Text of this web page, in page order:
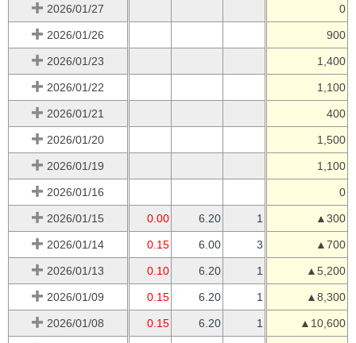
2026/01/27 0
2026/01/26 900
2026/01/23 1,400
2026/01/22 1,100
2026/01/21 400
2026/01/20 1,500
2026/01/19 1,100
2026/01/16 0
2026/01/15 0.00 6.20 1 ▲300
2026/01/14 0.15 6.00 3 ▲700
2026/01/13 0.10 6.20 1 ▲5,200
2026/01/09 0.15 6.20 1 ▲8,300
2026/01/08 0.15 6.20 1 ▲10,600